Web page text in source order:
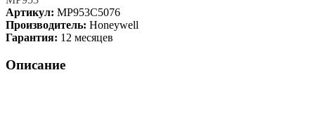
Артикул: MP953C5076
Производитель: Honeywell
Гарантия: 12 месяцев
Описание